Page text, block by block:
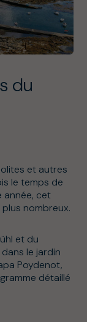
du
et autres
le temps de
année, cet
nombreux.
et du
le jardin
Poydenot,
détaillé